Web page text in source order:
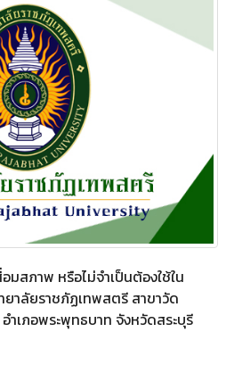
สภาพ หรือไม่จำเป็นต้องใช้ใน
ยาลัยราชภัฏเทพสตรี สาขาวัด
ำเภอพระพุทธบาท จังหวัดสระบุรี